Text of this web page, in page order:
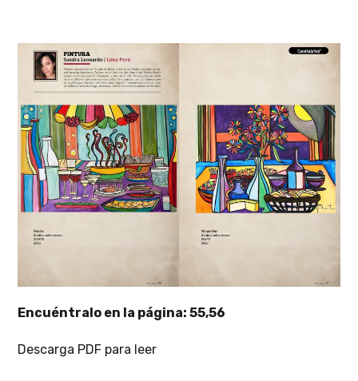
Encuéntralo en la página: 55,56
Descarga PDF para leer